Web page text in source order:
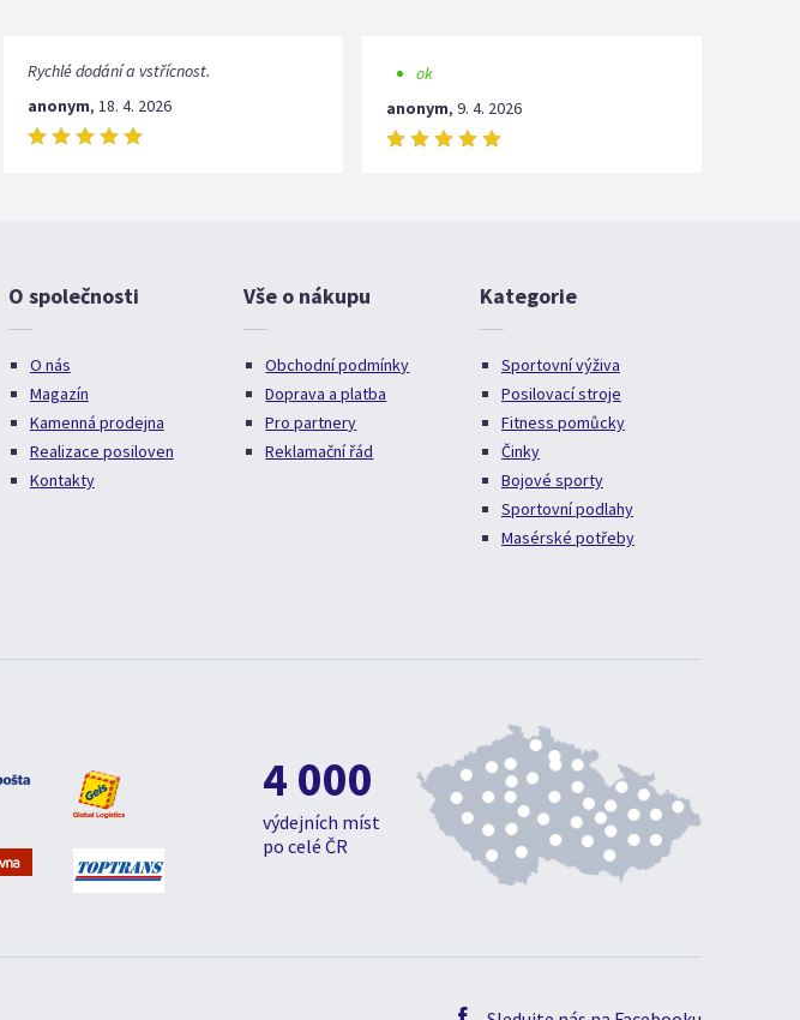
Rychlé dodání a vstřícnost.
anonym, 18. 4. 2026
ok
anonym, 9. 4. 2026
O společnosti
O nás
Magazín
Kamenná prodejna
Realizace posiloven
Kontakty
Vše o nákupu
Obchodní podmínky
Doprava a platba
Pro partnery
Reklamační řád
Kategorie
Sportovní výživa
Posilovací stroje
Fitness pomůcky
Činky
Bojové sporty
Sportovní podlahy
Masérské potřeby
4 000
výdejních míst
po celé ČR